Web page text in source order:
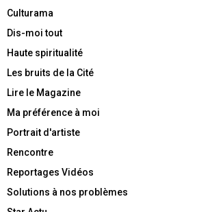
Culturama
Dis-moi tout
Haute spiritualité
Les bruits de la Cité
Lire le Magazine
Ma préférence à moi
Portrait d'artiste
Rencontre
Reportages Vidéos
Solutions à nos problèmes